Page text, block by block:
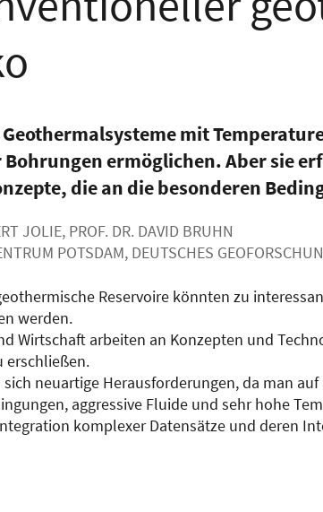
mit
ermöglichen. Aber sie
die an die besonderen
JOLIE, PROF. DR. DAVID BRUHN
POTSDAM, DEUTSCHES
Reservoire könnten zu
werden.
Wirtschaft arbeiten an Konzepten und
erschließen.
sich neuartige Herausforderungen, da man
aggressive Fluide und sehr hohe
komplexer Datensätze und deren